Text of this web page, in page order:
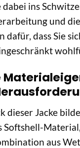
ins
und
dafür, dass Sie
dieser Jacke
Softshell-
aus